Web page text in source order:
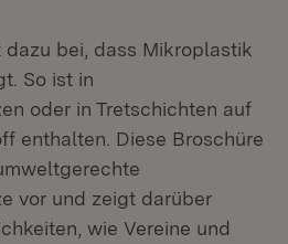
bei, dass Mikroplastik
So ist in
oder in Tretschichten auf
enthalten. Diese Broschüre
vor und zeigt darüber
wie Vereine und